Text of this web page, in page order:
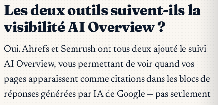
Les deux outils suivent-ils la
visibilité AI Overview ?
Oui. Ahrefs et Semrush ont tous deux ajouté le suivi
AI Overview, vous permettant de voir quand vos
pages apparaissent comme citations dans les blocs de
réponses générées par IA de Google — pas seulement